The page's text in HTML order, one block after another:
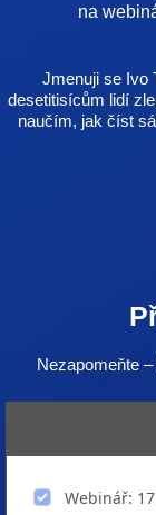
na
Jmenuji se Ivo
desetitisícům lidí
naučím, jak číst
Nezapomeňte
Webinář: